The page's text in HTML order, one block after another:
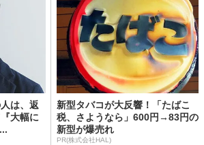
は、返
大幅に
新型タバコが大反響！「たばこ
税、さようなら」600円→83円の
新型が爆売れ
PR(株式会社HAL)